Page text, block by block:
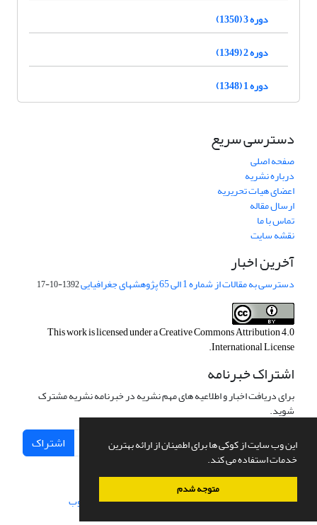
این وب سایت از کوکی ها برای اطمینان از ارائه بهترین
خدمات استفاده می کند.
متوجه شدم
دوره 3 (1350)
دوره 2 (1349)
دوره 1 (1348)
دسترسی سریع
صفحه اصلی
درباره نشریه
اعضای هیات تحریریه
ارسال مقاله
تماس با ما
نقشه سایت
آخرین اخبار
دسترسی به مقالات از شماره 1 الی 65 پژوهشهای جغرافیایی 1392-10-17
This work is licensed under aCreative Commons Attribution 4.0
International License
.
اشتراک خبرنامه
برای دریافت اخبار و اطلاعیه های مهم نشریه در خبرنامه نشریه مشترک
شوید.
اشتراک
سامانه مدیریت نشریات علمی.طراحی و پیاده سازی از سیناوب